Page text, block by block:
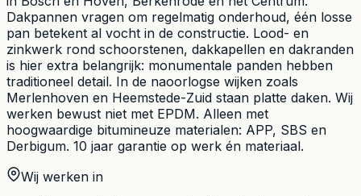
Dakpannen vragen om regelmatig onderhoud, één losse
pan betekent al vocht in de constructie. Lood- en
zinkwerk rond schoorstenen, dakkapellen en dakranden
is hier extra belangrijk: monumentale panden hebben
traditioneel detail. In de naoorlogse wijken zoals
Merlenhoven en Heemstede-Zuid staan platte daken. Wij
werken bewust niet met EPDM. Alleen met
hoogwaardige bitumineuze materialen: APP, SBS en
Derbigum. 10 jaar garantie op werk én materiaal.
Wij werken in